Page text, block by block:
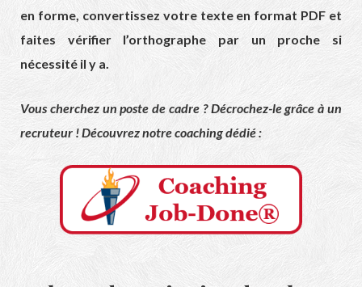
en forme, convertissez votre texte en format PDF et
faites vérifier l’orthographe par un proche si
nécessité il y a.
Vous cherchez un poste de cadre ? Décrochez-le grâce à un
recruteur ! Découvrez notre coaching dédié :